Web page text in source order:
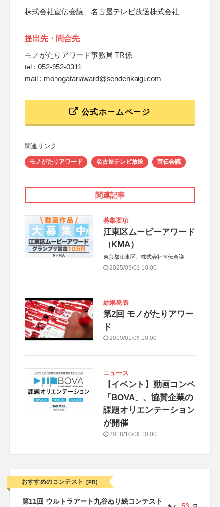
株式会社宣伝会議、名古屋テレビ放送株式会社
提出先・問合先
モノがたりアワード事務局 TR係
tel : 052-952-0311
mail : monogatariaward@sendenkaigi.com
公式ホームページ
関連リンク
モノがたりアワード 名古屋テレビ放送 宣伝会議
関連記事
募集要項
江東区ムービーアワード
（KMA）
東京都江東区、株式会社宣伝会議
2025/09/02 10:00
結果発表
第2回 モノがたりアワー
ド
2019/01/09 10:00
ニュース
【イベント】動画コンペ
「BOVA」、協賛企業の
課題オリエンテーション
が開催
2018/10/09 10:00
おすすめのコンテスト [PR]
第11回 ウルトラアート九谷ぬり絵コンテスト